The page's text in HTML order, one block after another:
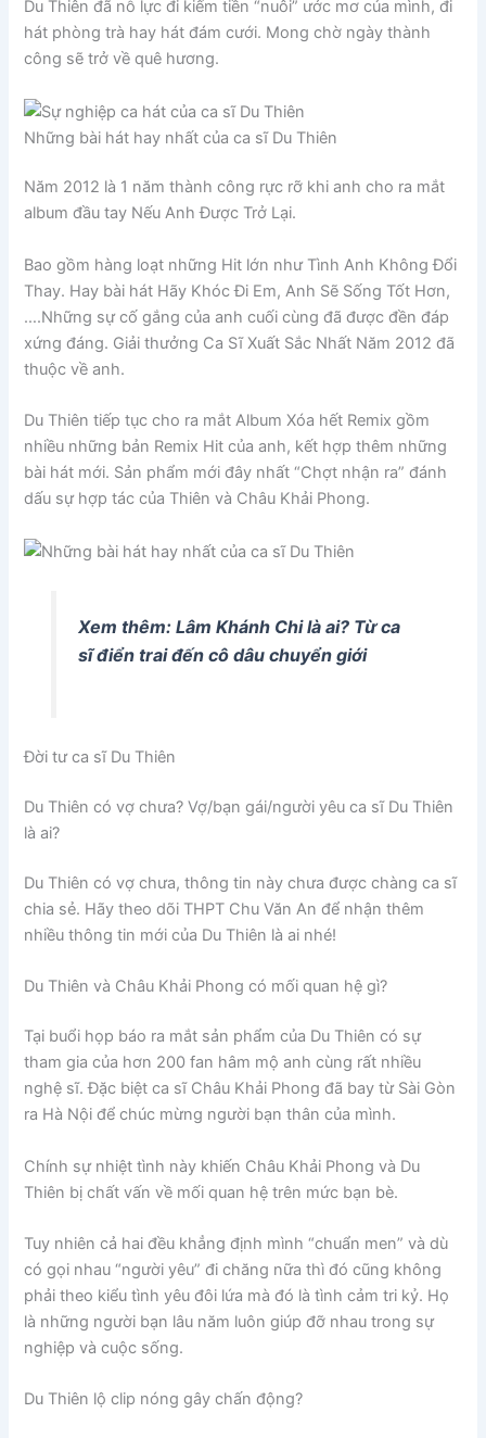
Du Thiên đã nỗ lực đi kiếm tiền “nuôi” ước mơ của mình, đi
hát phòng trà hay hát đám cưới. Mong chờ ngày thành
công sẽ trở về quê hương.
Những bài hát hay nhất của ca sĩ Du Thiên
Năm 2012 là 1 năm thành công rực rỡ khi anh cho ra mắt
album đầu tay Nếu Anh Được Trở Lại.
Bao gồm hàng loạt những Hit lớn như Tình Anh Không Đổi
Thay. Hay bài hát Hãy Khóc Đi Em, Anh Sẽ Sống Tốt Hơn,
….Những sự cố gắng của anh cuối cùng đã được đền đáp
xứng đáng. Giải thưởng Ca Sĩ Xuất Sắc Nhất Năm 2012 đã
thuộc về anh.
Du Thiên tiếp tục cho ra mắt Album Xóa hết Remix gồm
nhiều những bản Remix Hit của anh, kết hợp thêm những
bài hát mới. Sản phẩm mới đây nhất “Chợt nhận ra” đánh
dấu sự hợp tác của Thiên và Châu Khải Phong.
Xem thêm: Lâm Khánh Chi là ai? Từ ca
sĩ điển trai đến cô dâu chuyển giới
Đời tư ca sĩ Du Thiên
Du Thiên có vợ chưa? Vợ/bạn gái/người yêu ca sĩ Du Thiên
là ai?
Du Thiên có vợ chưa, thông tin này chưa được chàng ca sĩ
chia sẻ. Hãy theo dõi THPT Chu Văn An để nhận thêm
nhiều thông tin mới của Du Thiên là ai nhé!
Du Thiên và Châu Khải Phong có mối quan hệ gì?
Tại buổi họp báo ra mắt sản phẩm của Du Thiên có sự
tham gia của hơn 200 fan hâm mộ anh cùng rất nhiều
nghệ sĩ. Đặc biệt ca sĩ Châu Khải Phong đã bay từ Sài Gòn
ra Hà Nội để chúc mừng người bạn thân của mình.
Chính sự nhiệt tình này khiến Châu Khải Phong và Du
Thiên bị chất vấn về mối quan hệ trên mức bạn bè.
Tuy nhiên cả hai đều khẳng định mình “chuẩn men” và dù
có gọi nhau “người yêu” đi chăng nữa thì đó cũng không
phải theo kiểu tình yêu đôi lứa mà đó là tình cảm tri kỷ. Họ
là những người bạn lâu năm luôn giúp đỡ nhau trong sự
nghiệp và cuộc sống.
Du Thiên lộ clip nóng gây chấn động?